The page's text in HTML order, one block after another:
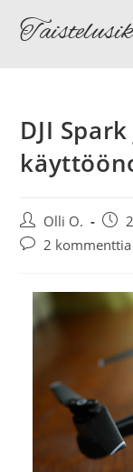
suoraan
DJI
Artikkelin
kirjoittaja:
Olli O.
Artikkelin
2 kommenttia